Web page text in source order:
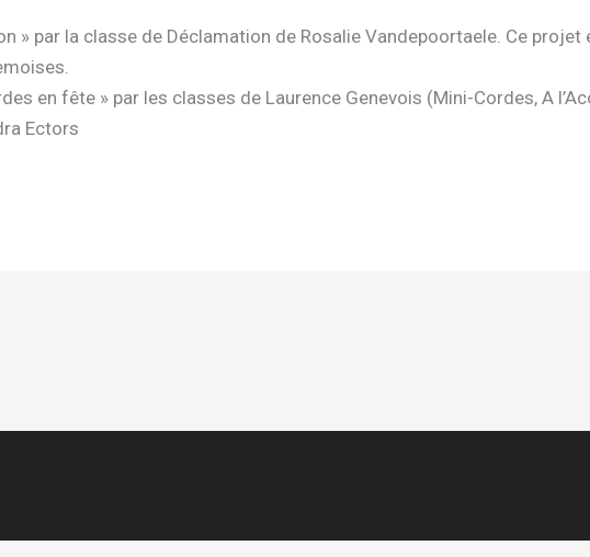
» par la classe de Déclamation de Rosalie Vandepoortaele. Ce
en fête » par les classes de Laurence Genevois (Mini-Cordes, A
Ectors